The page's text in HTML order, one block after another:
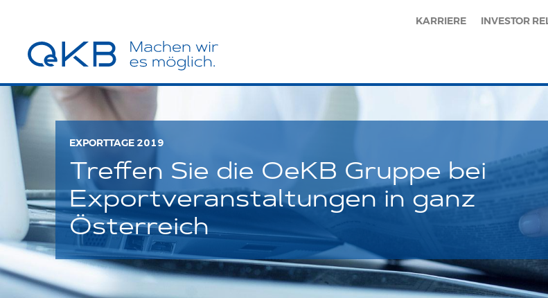
KARRIERE INVESTOR
EXPORTTAGE 2019
Treffen Sie die OeKB Gruppe bei
Exportveranstaltungen in ganz
Österreich